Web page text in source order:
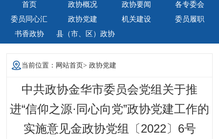
首页 政协概况 政协要闻
各专委会
委员同心汇
政协党建 机关建设
委员履职
书香政协
县（市、区）政协
当前位置： 网站首页>政协党建
中共政协金华市委员会党组关于推
进“信仰之源·同心向党”政协党建工作的
实施意见金政协党组〔2022〕6号